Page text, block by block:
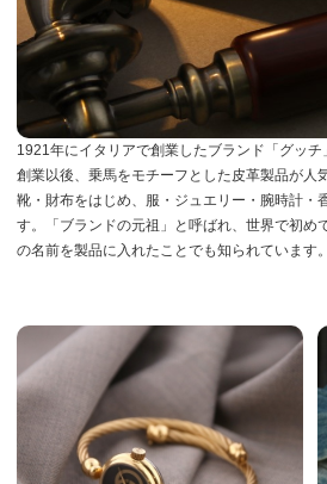
1921年にイタリアで創業したブランド「グッチ
創業以後、乗馬をモチーフとした皮革製品が人
靴・財布をはじめ、服・ジュエリー・腕時計・
す。「ブランドの元祖」と呼ばれ、世界で初め
の名前を製品に入れたことでも知られています。